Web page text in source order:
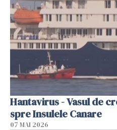
Hantavirus - Vasul de
spre Insulele Canare
07 MAI 2026